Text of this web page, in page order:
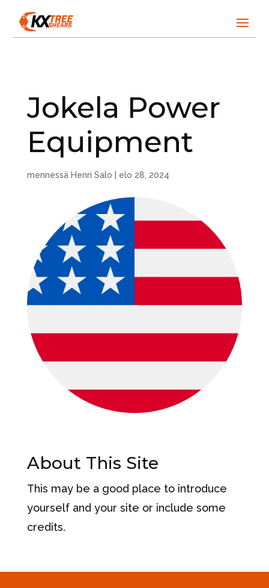
Jokela Power
Equipment
mennessä Henri Salo elo 28, 2024
About This Site
This may be a good place to introduce
yourself and your site or include some
credits.